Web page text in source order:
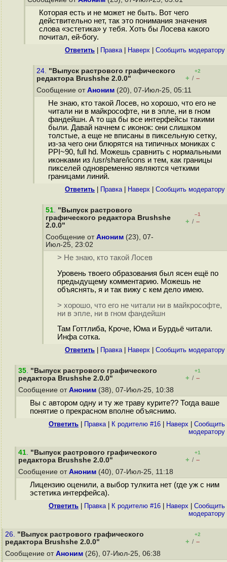
Которая есть и не может не быть. Вот чего
действительно нет, так это понимания значения
слова «эстетика» у тебя. Хоть бы Лосева какого
почитал, ей-богу.
Ответить Правка| Наверх Cообщить модератору
24. "Выпуск растрового графического
редактора Brushshe 2.0.0"
+2
+ / –
Сообщение от Аноним (20), 07-Июл-25, 05:11
Не знаю, кто такой Лосев, но хорошо, что его не
читали ни в майкрософте, ни в эпле, ни в гном
фандейшн. А то ща бы все интерфейсы такими
были. Давай начнем с иконок: они слишком
толстые, а еще не вписаны в пиксельную сетку,
из-за чего они блюрятся на типичных мониках с
PPI~90, full hd. Можешь сравнить с нормальными
иконками из /usr/share/icons и тем, как границы
пикселей одновременно являются четкими
границами линий.
Ответить Правка| Наверх Cообщить модератору
51. "Выпуск растрового
графического редактора Brushshe
2.0.0"
–1
+ / –
Сообщение от Аноним (23), 07-
Июл-25, 23:02
> Не знаю, кто такой Лосев
Уровень твоего образования был ясен ещё по
предыдущему комментарию. Можешь не
объяснять, я и так вижу с кем дело имею.
> хорошо, что его не читали ни в майкрософте,
ни в эпле, ни в гном фандейшн
Там Готтлиба, Кроче, Юма и Бурдьё читали.
Инфа сотка.
Ответить Правка| Наверх Cообщить модератору
35. "Выпуск растрового графического
редактора Brushshe 2.0.0"
+1
+ / –
Сообщение от Аноним (38), 07-Июл-25, 10:38
Вы с автором одну и ту же траву курите?? Тогда ваше
понятие о прекрасном вполне объяснимо.
Ответить Правка| К родителю #16 Наверх
Cообщить
модератору
41. "Выпуск растрового графического
редактора Brushshe 2.0.0"
+1
+ / –
Сообщение от Аноним (40), 07-Июл-25, 11:18
Лицензию оценили, а выбор тулкита нет (где уж с ним
эстетика интерфейса).
Ответить Правка| К родителю #16 Наверх
Cообщить
модератору
26. "Выпуск растрового графического
редактора Brushshe 2.0.0"
+2
+ / –
Сообщение от Аноним (26), 07-Июл-25, 06:38